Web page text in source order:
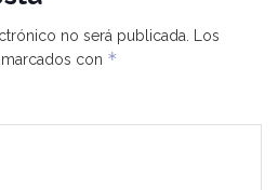
no será publicada.
Los
con *